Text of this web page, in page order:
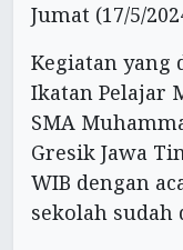
Jumat (17/5/
Kegiatan yang
Ikatan Pelajar
SMA
Gresik Jawa
WIB dengan
sekolah sudah